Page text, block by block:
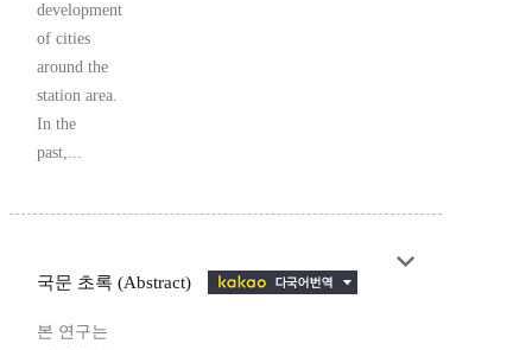
development
of cities
around the
station area.
In the
past,...
국문 초록 (Abstract)
본 연구는